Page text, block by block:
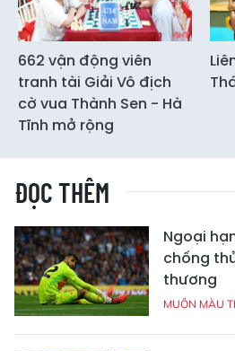
662 vận động viên
tranh tài Giải Vô địch
cờ vua Thành Sen - Hà
Tĩnh mở rộng
ĐỌC THÊM
Ngoại
chống
thương
MUÔN MÀU